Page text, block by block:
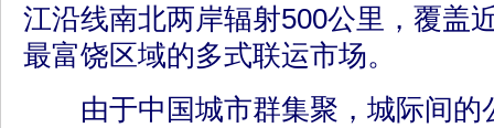
江沿线南北两岸辐射500公里，覆盖
最富饶区域的多式联运市场。
由于中国城市群集聚，城际间的